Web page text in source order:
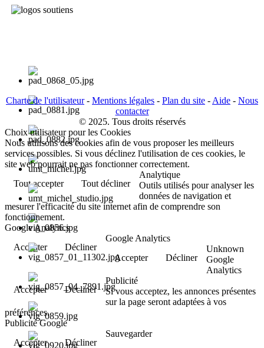
Charte de l'utilisateur- Mentions légales - Plan du site - Aide - Nous
contacter
© 2025. Tous droits réservés
Choix utilisateur pour les Cookies
Nous utilisons des cookies afin de vous proposer les meilleurs
services possibles. Si vous déclinez l'utilisation de ces cookies, le
site web pourrait ne pas fonctionner correctement.
Tout accepter
Tout décliner
Analytique
Outils utilisés pour analyser les
données de navigation et
mesurer l'efficacité du site internet afin de comprendre son
fonctionnement.
Google Analytics
Accepter
Décliner
Google Analytics
Accepter
Décliner
Unknown
Google
Analytics
Accepter
Décliner
Publicité
Si vous acceptez, les annonces présentes
sur la page seront adaptées à vos
préférences.
Publicité Google
Accepter
Décliner
Sauvegarder